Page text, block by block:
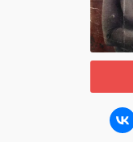
Запомнить